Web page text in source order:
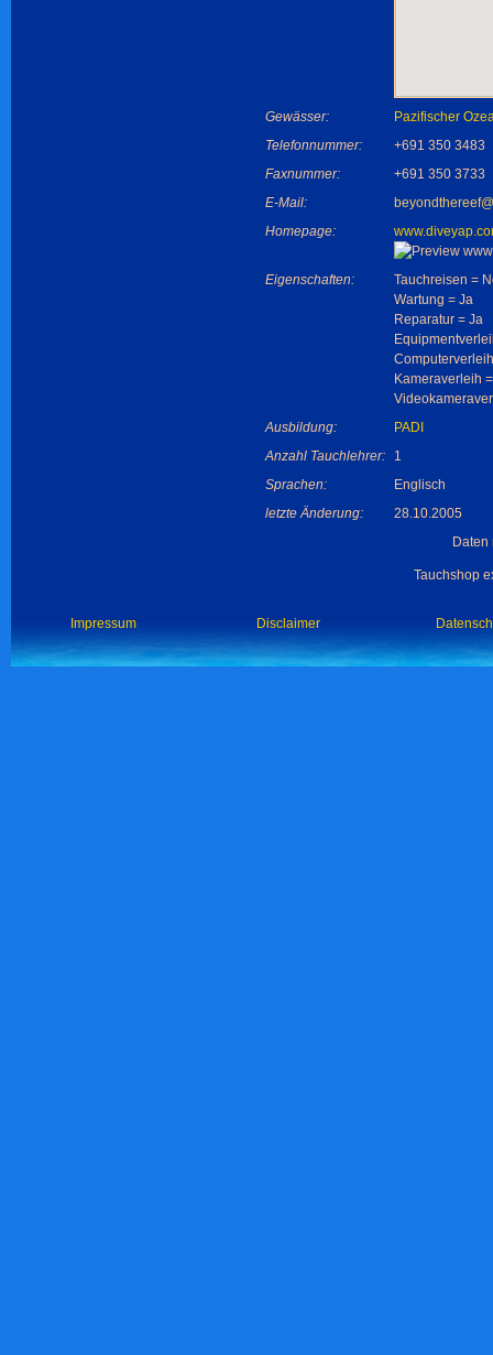
Gewässer:
Pazifischer
Telefonnummer:
+691 350 3483
Faxnummer:
+691 350 3733
E-Mail:
Homepage:
Eigenschaften:
Tauchreisen =
Wartung = Ja
Reparatur = Ja
Kameraverleih
Ausbildung:
PADI
Anzahl Tauchlehrer:
1
Sprachen:
Englisch
letzte Änderung:
28.10.2005
Tauchshop
Impressum Disclaimer